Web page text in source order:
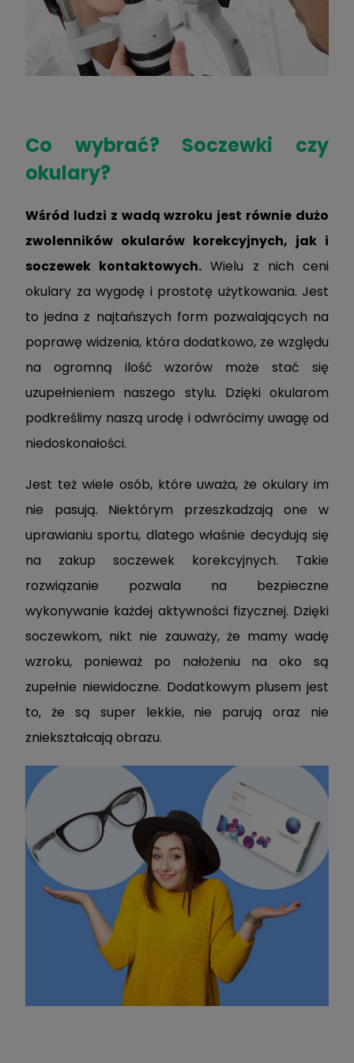
Co wybrać? Soczewki czy
okulary?
Wśród ludzi z wadą wzroku jest równie dużo
zwolenników okularów korekcyjnych, jak i
soczewek kontaktowych. Wielu z nich ceni
okulary za wygodę i prostotę użytkowania. Jest
to jedna z najtańszych form pozwalających na
poprawę widzenia, która dodatkowo, ze względu
na ogromną ilość wzorów może stać się
uzupełnieniem naszego stylu. Dzięki okularom
podkreślimy naszą urodę i odwrócimy uwagę od
niedoskonałości.
Jest też wiele osób, które uważa, że okulary im
nie pasują. Niektórym przeszkadzają one w
uprawianiu sportu, dlatego właśnie decydują się
na zakup soczewek korekcyjnych. Takie
rozwiązanie pozwala na bezpieczne
wykonywanie każdej aktywności fizycznej. Dzięki
soczewkom, nikt nie zauważy, że mamy wadę
wzroku, ponieważ po nałożeniu na oko są
zupełnie niewidoczne. Dodatkowym plusem jest
to, że są super lekkie, nie parują oraz nie
zniekształcają obrazu.